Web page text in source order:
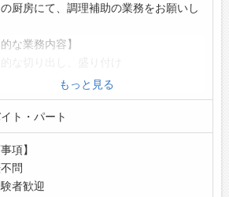
フの声を積極的に取り入れて「働きや
一緒に作っていけます♪
リアアップも目指せる！】
ステップアップすることも可能です◎
ります！
い】
様の「おいしい」が目の前で聞けるやり
点のポジションです◎
厨房にて、調理補助の業務をお願いし
的な業務内容】
の清掃、片付け
めポイント】
の方でも安心してスタートできる◎
かりサポートしますので、初めての方で
してお仕事を始められます！
なのは、笑顔とやる気！お客様の笑顔の
もっと見る
ト・パート
項】
問
験者歓迎